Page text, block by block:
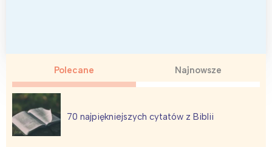
Polecane Najnowsze
70 najpiękniejszych cytatów z Biblii